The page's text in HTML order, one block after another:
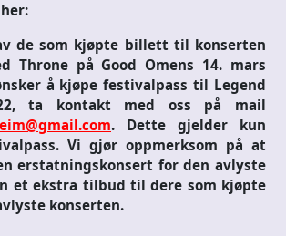
de som kjøpte billett til konserten
Throne på Good Omens 14. mars
å kjøpe festivalpass til Legend
ta kontakt med oss på mail
. Dette gjelder kun
Vi gjør oppmerksom på at
erstatningskonsert for den avlyste
et ekstra tilbud til dere som kjøpte
konserten.